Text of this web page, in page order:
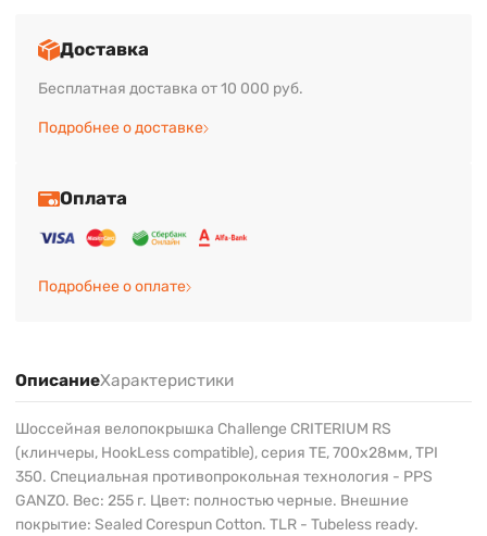
Доставка
Бесплатная доставка от 10 000 руб.
Подробнее о доставке
Оплата
Подробнее о оплате
ОписаниеХарактеристики
Шоссейная велопокрышка Challenge CRITERIUM RS
(клинчеры, HookLess compatible), серия TE, 700х28мм, TPI
350. Специальная противопрокольная технология - PPS
GANZO. Вес: 255 г. Цвет: полностью черные. Внешние
покрытие: Sealed Corespun Cotton. TLR - Tubeless ready.